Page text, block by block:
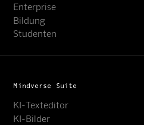
Enterprise
Bildung
Studenten
Mindverse Suite
KI-Texteditor
KI-Bilder